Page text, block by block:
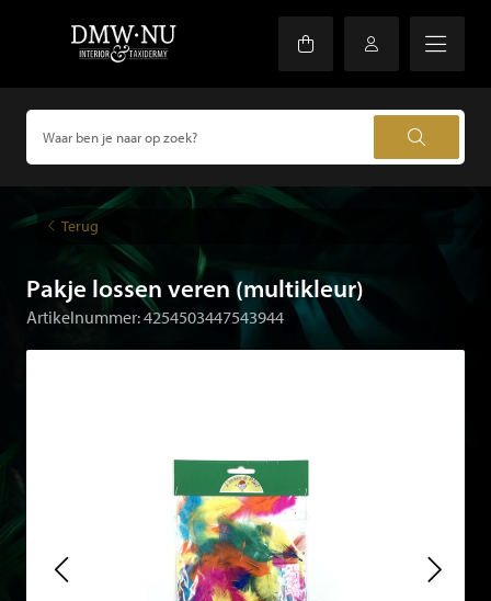
Terug
Pakje lossen veren (multikleur)
Artikelnummer: 4254503447543944